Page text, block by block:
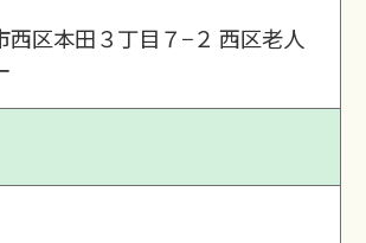
西区本田３丁目７−２ 西区老人